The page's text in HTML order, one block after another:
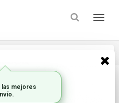
Memorias Valueram
las mejores